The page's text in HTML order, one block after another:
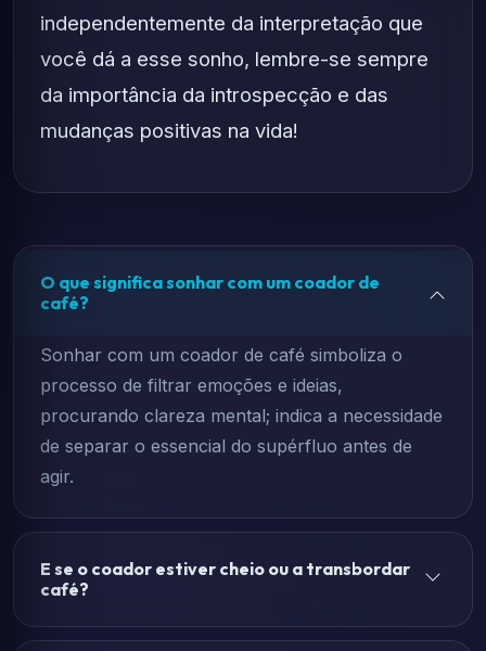
independentemente da interpretação que
você dá a esse sonho, lembre-se sempre
da importância da introspecção e das
mudanças positivas na vida!
O que significa sonhar com um coador de
café?
Sonhar com um coador de café simboliza o
processo de filtrar emoções e ideias,
procurando clareza mental; indica a necessidade
de separar o essencial do supérfluo antes de
agir.
E se o coador estiver cheio ou a transbordar
café?